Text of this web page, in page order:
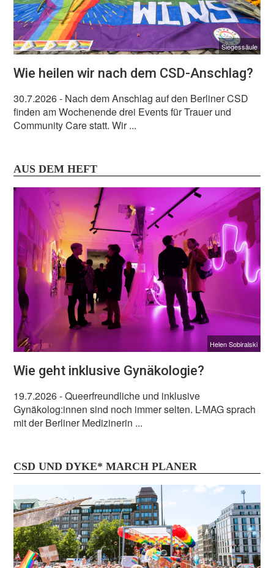
Siegessäule
Wie heilen wir nach dem CSD-Anschlag?
30.7.2026- Nach dem Anschlag auf den Berliner CSD
finden am Wochenende drei Events für Trauer und
Community Care statt. Wir ...
AUS DEM HEFT
Helen Sobiralski
Wie geht inklusive Gynäkologie?
19.7.2026- Queerfreundliche und inklusive
Gynäkolog:innen sind noch immer selten. L-MAG sprach
mit der Berliner Medizinerin ...
CSD UND DYKE* MARCH PLANER